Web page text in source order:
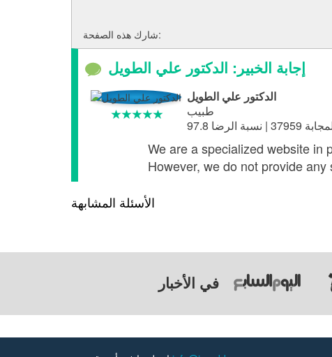
شارك هذه الصفحة:
إجابة الخبير: الدكتور علي الطويل
الدكتور علي الطويل
طبيب
We are a specialized website in
However, we do not provide
الأسئلة المشابهة
في الأخبار